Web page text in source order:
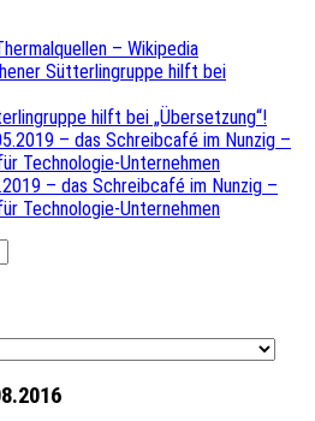
– Wikipedia
Sütterlingruppe hilft bei
hilft bei „Übersetzung“!
– das Schreibcafé im Nunzig –
Technologie-Unternehmen
– das Schreibcafé im Nunzig –
Technologie-Unternehmen